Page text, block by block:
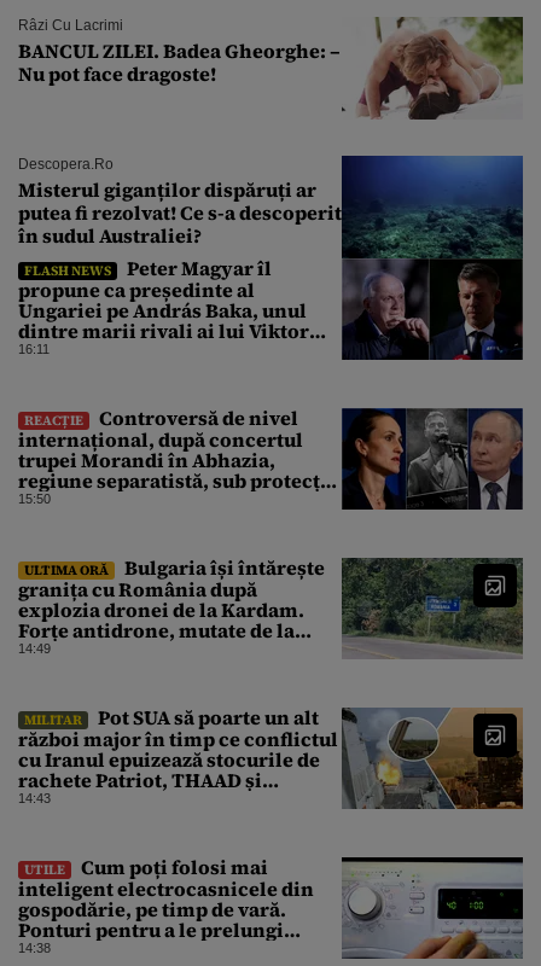
Râzi Cu Lacrimi
BANCUL ZILEI. Badea Gheorghe: –
Nu pot face dragoste!
Descopera.ro
Misterul giganților dispăruți ar
putea fi rezolvat! Ce s-a descoperit
în sudul Australiei?
FLASH NEWS
Peter Magyar îl
propune ca președinte al
Ungariei pe András Baka, unul
dintre marii rivali ai lui Viktor
Orbán
16:11
REACȚIE
Controversă de nivel
internațional, după concertul
trupei Morandi în Abhazia,
regiune separatistă, sub protecția
Rusiei
15:50
ULTIMA ORĂ
Bulgaria își întărește
granița cu România după
explozia dronei de la Kardam.
Forțe antidrone, mutate de la
frontiera cu Turcia
14:49
MILITAR
Pot SUA să poarte un alt
război major în timp ce conflictul
cu Iranul epuizează stocurile de
rachete Patriot, THAAD și
Tomahawk?
14:43
UTILE
Cum poți folosi mai
inteligent electrocasnicele din
gospodărie, pe timp de vară.
Ponturi pentru a le prelungi
durata de viață
14:38